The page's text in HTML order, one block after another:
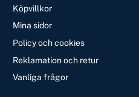
Köpvillkor
Mina sidor
Policy och cookies
Reklamation och retur
Vanliga frågor